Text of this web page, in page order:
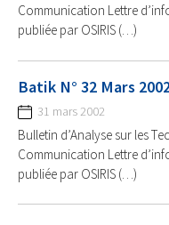
Communication Lettre
publiée par OSIRIS (…)
Batik N° 32 Mars
31 mars 2002
Bulletin d’Analyse sur les
Communication Lettre
publiée par OSIRIS (…)